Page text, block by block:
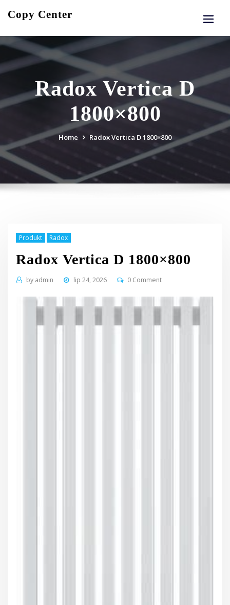
Copy Center
Radox Vertica D
1800×800
Home Radox Vertica D 1800×800
Produkt Radox
Radox Vertica D 1800×800
by admin lip 24, 2026 0 Comment